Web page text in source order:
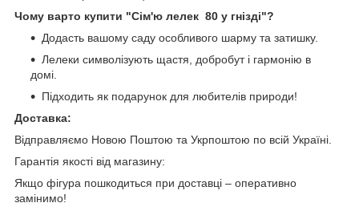
Чому варто купити "Сім'ю лелек 80 у гнізді"?
Додасть вашому саду особливого шарму та затишку.
Лелеки символізують щастя, добробут і гармонію в
домі.
Підходить як подарунок для любителів природи!
Доставка:
Відправляємо Новою Поштою та Укрпоштою по всій Україні.
Гарантія якості від магазину:
Якщо фігура пошкодиться при доставці – оперативно
замінимо!